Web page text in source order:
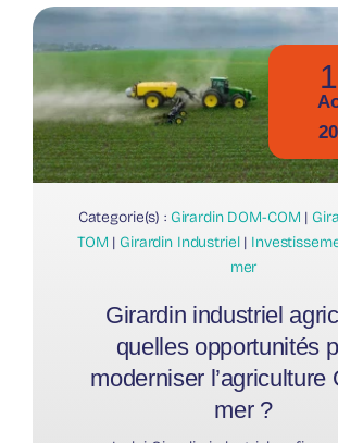
Categorie(s) : Girardin DOM-COM |
TOM | Girardin Industriel|
mer
Girardin industriel
quelles opportunités
moderniser l’agriculture
mer ?